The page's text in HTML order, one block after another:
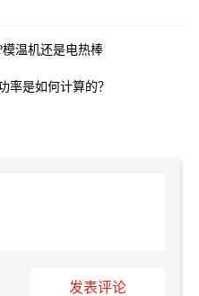
温机还是电热棒
率是如何计算的？
发表评论